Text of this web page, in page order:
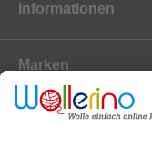
Informationen
Marken
Newsletter